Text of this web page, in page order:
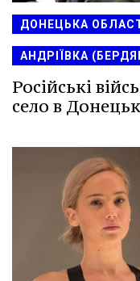
ДОНЕЦЬКА
АНДРІЇВКА
Російські
село в